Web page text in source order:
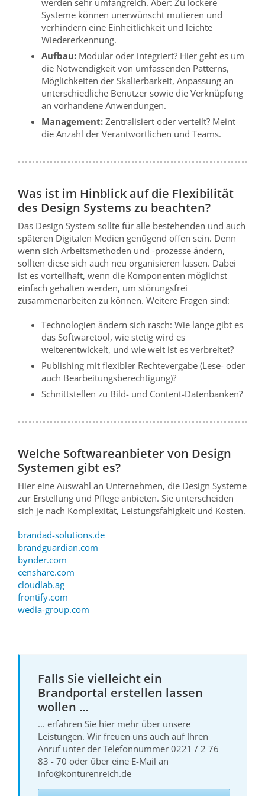
Systeme können unerwünscht mutieren und
verhindern eine Einheitlichkeit und leichte
Wiedererkennung.
Aufbau:Modular oder integriert? Hier geht es um
die Notwendigkeit von umfassenden Patterns,
Möglichkeiten der Skalierbarkeit, Anpassung an
unterschiedliche Benutzer sowie die Verknüpfung
an vorhandene Anwendungen.
Management:Zentralisiert oder verteilt? Meint
die Anzahl der Verantwortlichen und Teams.
Was ist im Hinblick auf die Flexibilität
des Design Systems zu beachten?
Das Design System sollte für alle bestehenden und auch
späteren Digitalen Medien genügend offen sein. Denn
wenn sich Arbeitsmethoden und -prozesse ändern,
sollten diese sich auch neu organisieren lassen. Dabei
ist es vorteilhaft, wenn die Komponenten möglichst
einfach gehalten werden, um störungsfrei
zusammenarbeiten zu können. Weitere Fragen sind:
Technologien ändern sich rasch: Wie lange gibt es
das Softwaretool, wie stetig wird es
weiterentwickelt, und wie weit ist es verbreitet?
Publishing mit flexibler Rechtevergabe (Lese- oder
auch Bearbeitungsberechtigung)?
Schnittstellen zu Bild- und Content-Datenbanken?
Welche Softwareanbieter von Design
Systemen gibt es?
Hier eine Auswahl an Unternehmen, die Design Systeme
zur Erstellung und Pflege anbieten. Sie unterscheiden
sich je nach Komplexität, Leistungsfähigkeit und Kosten.
brandad-solutions.de
brandguardian.com
bynder.com
censhare.com
cloudlab.ag
frontify.com
wedia-group.com
Falls Sie vielleicht ein
Brandportal erstellen lassen
wollen ...
... erfahren Sie hier mehr über unsere
Leistungen. Wir freuen uns auch auf Ihren
Anruf unter der Telefonnummer 0221 / 2 76
83 - 70 oder über eine E-Mail an
info@konturenreich.de